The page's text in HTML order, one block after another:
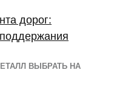
ВЫБРАТЬ НА
дорог: